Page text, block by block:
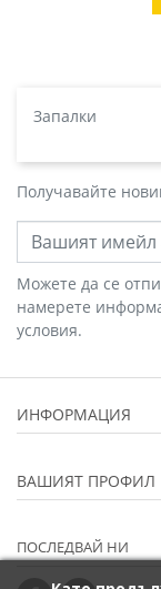
Запалки
Получавайте
Можете да се
намерете
условия.
ИНФОРМАЦИЯ
ВАШИЯТ ПРОФИЛ
ПОСЛЕДВАЙ НИ